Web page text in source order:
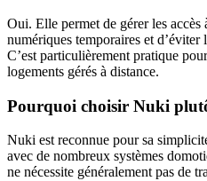
Oui. Elle permet de gérer les accès
numériques temporaires et d’éviter
C’est particulièrement pratique
logements gérés à distance.
Pourquoi choisir Nuki
Nuki est reconnue pour sa
avec de nombreux systèmes
ne nécessite généralement pas de